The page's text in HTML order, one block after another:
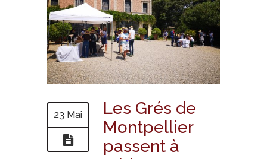
23 Mai
Les Grés de
Montpellier
passent à